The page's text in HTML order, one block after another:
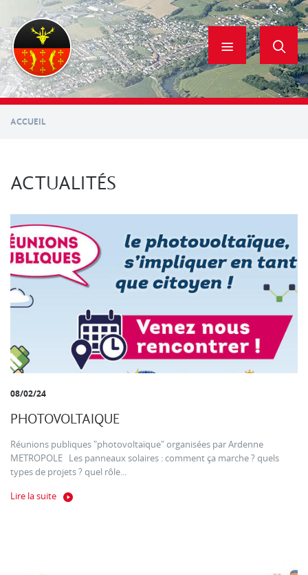
contenu
principal
ACCUEIL
ACTUALITÉS
08/02/24
PHOTOVOLTAIQUE
Réunions publiques "photovoltaïque" organisées par Ardenne
METROPOLE Les panneaux solaires : comment ça marche ? quels
types de projets ? quel rôle...
Lire la suite